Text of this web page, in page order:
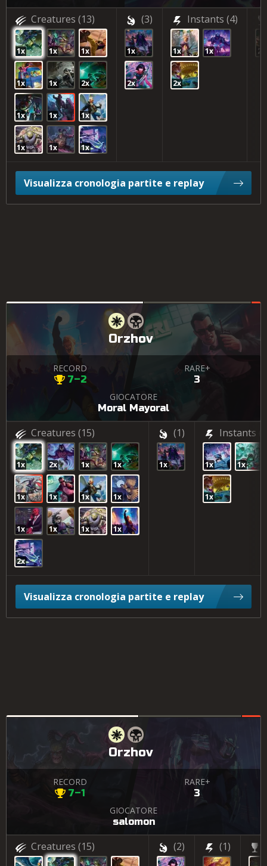
Creatures (13)
1x 1x 1x
1x 1x 2x
1x 1x 1x
1x 1x 1x
(3)
1x
2x
Instants (4)
1x 1x
2x
2x
Visualizza cronologia partite e replay
Orzhov
RECORD
7–2
RARE+
3
GIOCATORE
Moral Mayoral
Creatures (15)
1x 2x 1x 1x
1x 1x 1x 1x
1x 1x 1x 1x
2x
(1)
1x
Instants
1x 1x
1x
Visualizza cronologia partite e replay
Orzhov
RECORD
7–1
RARE+
3
GIOCATORE
salomon
Creatures (15) (2) (1)